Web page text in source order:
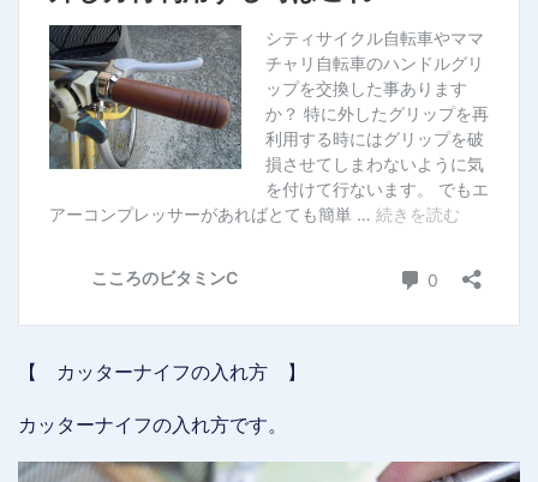
【 カッターナイフの入れ方 】
カッターナイフの入れ方です。